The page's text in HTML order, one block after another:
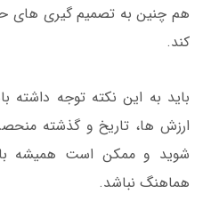
هم چنین به تصمیم گیری های
کند.
باید به این نکته توجه داشته
ارزش ها، تاریخ و گذشته
شوید و ممکن است همیشه
هماهنگ نباشد.